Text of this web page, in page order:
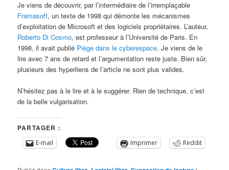
Je viens de découvrir, par l’intermédiaire de l’irremplaçable
Framasoft, un texte de 1998 qui démonte les mécanismes
d’exploitation de Microsoft et des logiciels propriétaires. L’auteur,
Roberto Di Cosmo, est professeur à l’Université de Paris. En
1998, il avait publié Piège dans le cyberespace. Je viens de le
lire avec 7 ans de retard et l’argumentation reste juste. Bien sûr,
plusieurs des hyperliens de l’article ne sont plus valides.
N’hésitez pas à le lire et à le suggérer. Rien de technique, c’est
de la belle vulgarisation.
PARTAGER :
E-mail Imprimer Reddit